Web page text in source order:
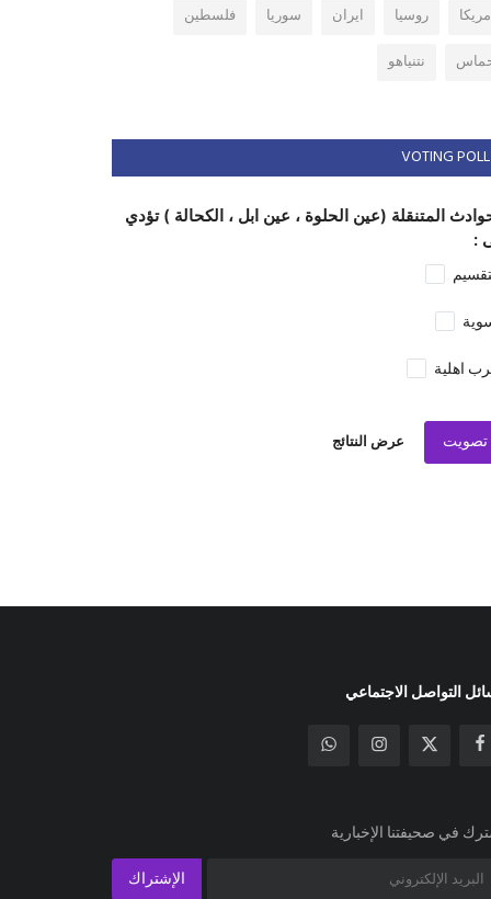
روسيا ايران سوريا
فلسطين
نتنياهو
VOTING POLL
المتنقلة (عين الحلوة ، عين ابل ، الكحالة ) تؤدي
:
اهلية
تصويت عرض النتائج
التواصل الاجتماعي
في صحيفتنا الإخبارية
الإشتراك